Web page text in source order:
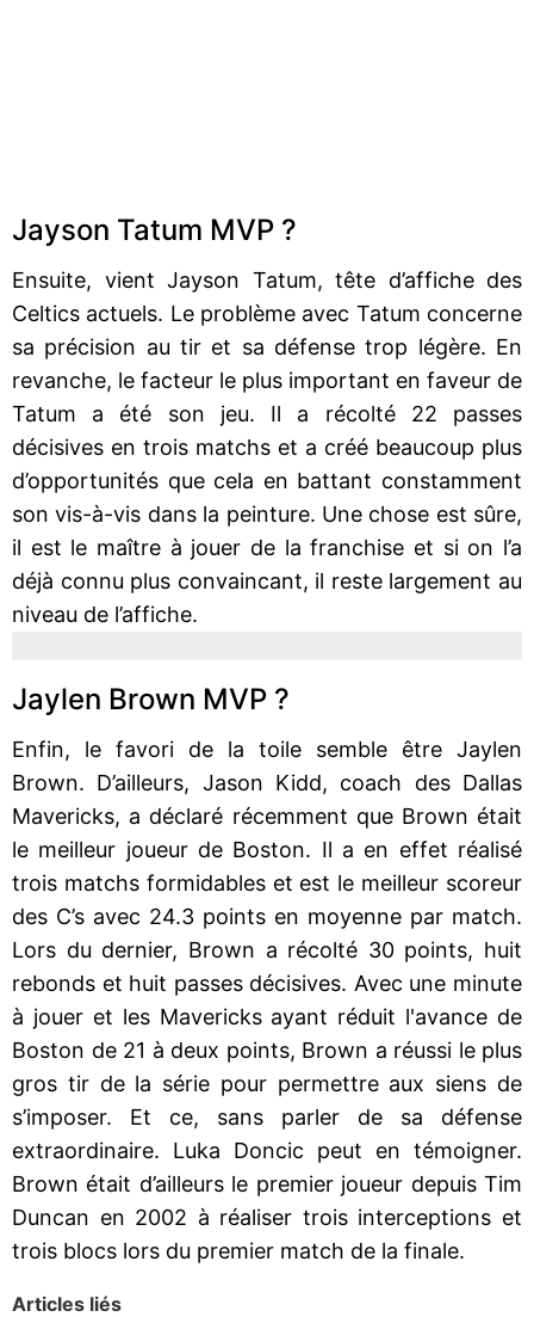
Jayson Tatum MVP ?
Ensuite, vient Jayson Tatum, tête d’affiche des
Celtics actuels. Le problème avec Tatum concerne
sa précision au tir et sa défense trop légère. En
revanche, le facteur le plus important en faveur de
Tatum a été son jeu. Il a récolté 22 passes
décisives en trois matchs et a créé beaucoup plus
d’opportunités que cela en battant constamment
son vis-à-vis dans la peinture. Une chose est sûre,
il est le maître à jouer de la franchise et si on l’a
déjà connu plus convaincant, il reste largement au
niveau de l’affiche.
Jaylen Brown MVP ?
Enfin, le favori de la toile semble être Jaylen
Brown. D’ailleurs, Jason Kidd, coach des Dallas
Mavericks, a déclaré récemment que Brown était
le meilleur joueur de Boston. Il a en effet réalisé
trois matchs formidables et est le meilleur scoreur
des C’s avec 24.3 points en moyenne par match.
Lors du dernier, Brown a récolté 30 points, huit
rebonds et huit passes décisives. Avec une minute
à jouer et les Mavericks ayant réduit l'avance de
Boston de 21 à deux points, Brown a réussi le plus
gros tir de la série pour permettre aux siens de
s’imposer. Et ce, sans parler de sa défense
extraordinaire. Luka Doncic peut en témoigner.
Brown était d’ailleurs le premier joueur depuis Tim
Duncan en 2002 à réaliser trois interceptions et
trois blocs lors du premier match de la finale.
Articles liés